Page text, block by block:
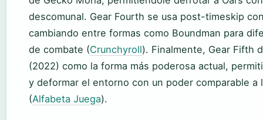
descomunal. Gear Fourth se usa post-timeskip
cambiando entre formas como Boundman para
de combate (Crunchyroll). Finalmente, Gear Fifth
(2022) como la forma más poderosa actual,
y deformar el entorno con un poder comparable a
(Alfabeta Juega).